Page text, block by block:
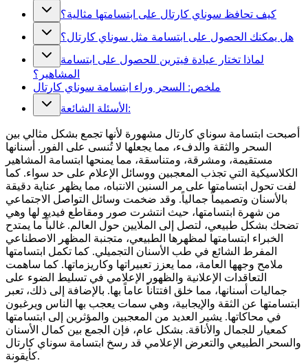
كيف تحافظ سوناي كارتال على ابتسامتها مثالية؟
هل يمكنك الحصول على ابتسامة مثل سوناي كارتال؟
لماذا تختار عيادة فيترين للحصول على ابتسامة
المشاهير؟
ملخص: السحر وراء ابتسامة سوناي كارتال
الأسئلة الشائعة:
أصبحت ابتسامة سوناي كارتال مشهورة لأنها تجمع بشكل مثالي بين
السحر والثقة والدفء، مما يجعلها لا تُنسى على الفور. أسنانها
مستقيمة، ومشرقة، ومتناسقة، مما يمنحها ابتسامة المشاهير
الكلاسيكية التي تجذب المعجبين ووسائل الإعلام على حد سواء. كما
لفت تحول ابتسامتها على مر السنين الانتباه، مما يظهر عناية دقيقة
بالأسنان وتصميماً جمالياً. وقد ضخمت وسائل التواصل الاجتماعي
من شهرة ابتسامتها، حيث انتشرت صور ومقاطع فيديو لها وهي
تضحك بشكل طبيعي، لتصل إلى الملايين حول العالم. غالباً ما يمتدح
الخبراء ابتسامتها لمظهرها الطبيعي، متجنبة المظهر الاصطناعي
المفرط الشائع في طب الأسنان التجميلي. كما تكمل ابتسامتها
ملامح وجهها العامة، مما يعزز تعبيراتها وكاريزماتها. كما ساهمت
التعاقدات الإعلانية والظهور الإعلامي في تسليط الضوء على
جماليات أسنانها، مما خلق افتتاناً عاماً بها. بالإضافة إلى ذلك، تعبر
ابتسامتها عن الثقة والإيجابية، وهي سمات يعجب بها الناس ويرغبون
في محاكاتها. يشير العديد من المعجبين والمؤثرين إلى ابتسامتها
كمعيار للجمال والأناقة. بشكل عام، فإن الجمع بين كمال الأسنان
والسحر الطبيعي والتعرض الإعلامي قد رسخ ابتسامة سوناي كارتال
كأيقونة.